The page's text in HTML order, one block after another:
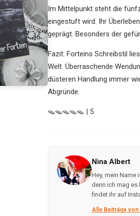
Im Mittelpunkt steht die
eingestuft wird. Ihr
geprägt. Besonders der
Fazit: Forteins Schreibstil
Welt. Überraschende
düsteren Handlung immer
Abgründe.
🪤🪤🪤🪤🪤 | 5
Nina Albert
Hey, mein Name
denn ich mag es
findet ihr auf
Alle Beiträge